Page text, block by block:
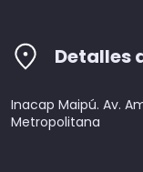
Detalles
Inacap Maipú. Av.
Metropolitana